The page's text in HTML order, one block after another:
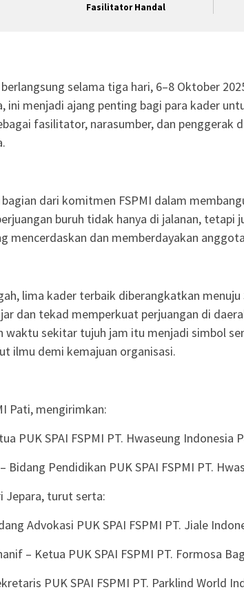
Fasilitator Handal
selama tiga hari, 6–8 Oktober
ini menjadi ajang penting bagi para kader
fasilitator, narasumber, dan penggerak
dari komitmen FSPMI dalam
buruh tidak hanya di jalanan, tetapi
mencerdaskan dan memberdayakan
lima kader terbaik diberangkatkan menuju
dan tekad memperkuat perjuangan di
waktu sekitar tujuh jam itu menjadi simbol
ilmu demi kemajuan organisasi.
Pati, mengirimkan:
PUK SPAI FSPMI PT. Hwaseung Indonesia
Bidang Pendidikan PUK SPAI FSPMI PT.
Jepara, turut serta:
Advokasi PUK SPAI FSPMI PT. Jiale
– Ketua PUK SPAI FSPMI PT. Formosa
PUK SPAI FSPMI PT. Parklind World